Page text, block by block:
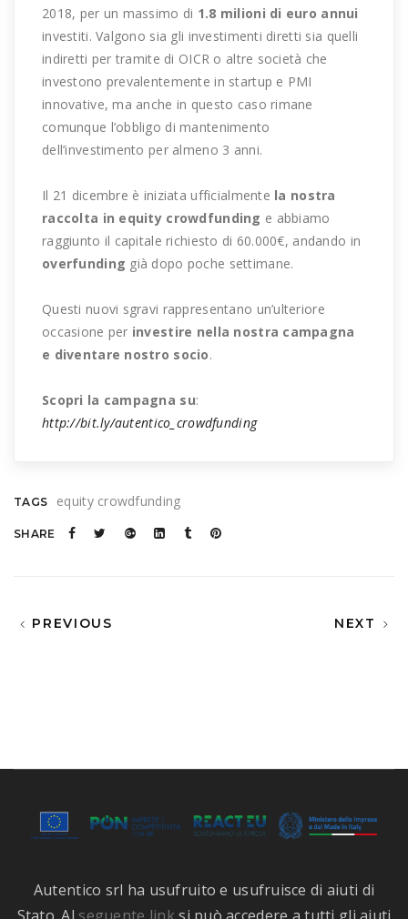
2018, per un massimo di 1.8 milioni di euro annui
investiti. Valgono sia gli investimenti diretti sia quelli
indiretti per tramite di OICR o altre società che
investono prevalentemente in startup e PMI
innovative, ma anche in questo caso rimane
comunque l’obbligo di mantenimento
dell’investimento per almeno 3 anni.
Il 21 dicembre è iniziata ufficialmente la nostra
raccolta in equity crowdfunding e abbiamo
raggiunto il capitale richiesto di 60.000€, andando in
overfunding già dopo poche settimane.
Questi nuovi sgravi rappresentano un’ulteriore
occasione per investire nella nostra campagna
e diventare nostro socio.
Scopri la campagna su:
http://bit.ly/autentico_crowdfunding
TAGS equity crowdfunding
SHARE
PREVIOUS NEXT
Autentico srl ha usufruito e usufruisce di aiuti di